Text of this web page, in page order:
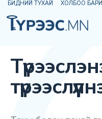
БИДНИЙ ТУХАЙ ХОЛБОО